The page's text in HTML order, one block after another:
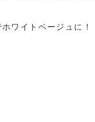
ワイトベージュに！